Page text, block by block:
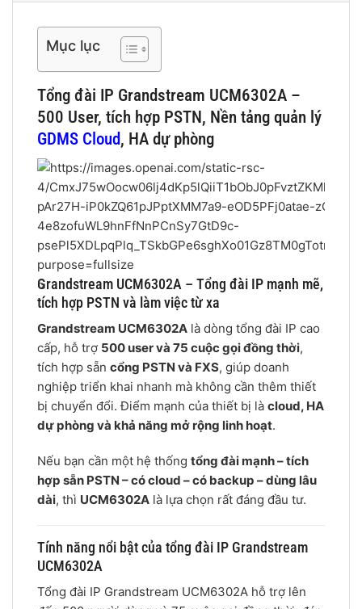
Mục lục
Tổng đài IP Grandstream UCM6302A –
500 User, tích hợp PSTN, Nền tảng quản lý
GDMS Cloud, HA dự phòng
5
Grandstream UCM6302A – Tổng đài IP mạnh mẽ,
tích hợp PSTN và làm việc từ xa
Grandstream UCM6302A là dòng tổng đài IP cao
cấp, hỗ trợ 500 user và 75 cuộc gọi đồng thời,
tích hợp sẵn cổng PSTN và FXS, giúp doanh
nghiệp triển khai nhanh mà không cần thêm thiết
bị chuyển đổi. Điểm mạnh của thiết bị là cloud, HA
dự phòng và khả năng mở rộng linh hoạt.
Nếu bạn cần một hệ thống tổng đài mạnh – tích
hợp sẵn PSTN – có cloud – có backup – dùng lâu
dài, thì UCM6302A là lựa chọn rất đáng đầu tư.
Tính năng nổi bật của tổng đài IP Grandstream
UCM6302A
Tổng đài IP Grandstream UCM6302A hỗ trợ lên